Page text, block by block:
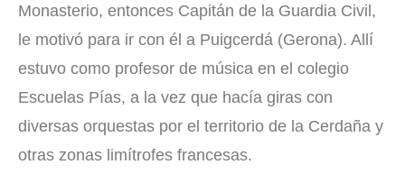
Monasterio, entonces Capitán de la Guardia Civil,
le motivó para ir con él a Puigcerdá (Gerona). Allí
estuvo como profesor de música en el colegio
Escuelas Pías, a la vez que hacía giras con
diversas orquestas por el territorio de la Cerdaña y
otras zonas limítrofes francesas.